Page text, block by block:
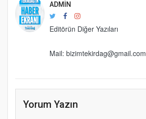
ADMIN
Editörün Diğer Yazıları
Mail: bizimtekirdag@gmail.com
Yorum Yazın